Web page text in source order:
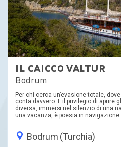
IL CAICCO VALTUR
Bodrum
Per chi cerca un’evasione totale,
conta davvero. È il privilegio di aprire
diversa, immersi nel silenzio di una
una vacanza, è poesia in navigazione.
Bodrum (Turchia)